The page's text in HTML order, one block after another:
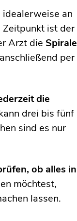
idealerweise an
Zeitpunkt ist der
Arzt die Spirale
per
die
drei bis fünf
sind es nur
ob alles in
möchtest,
lassen.